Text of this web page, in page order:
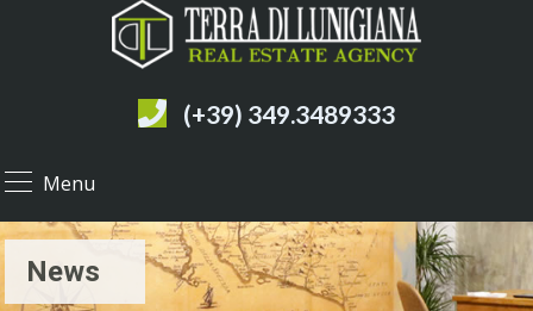
(+39) 349.3489333
Menu
News